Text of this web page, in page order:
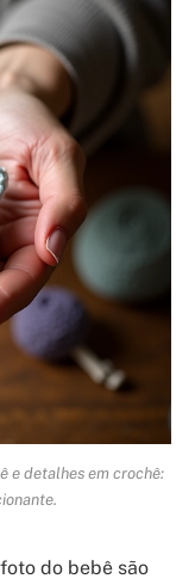
e detalhes em crochê:
do bebê são